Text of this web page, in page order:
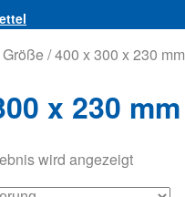
/ 400 x 300 x 230 mm
x 230 mm
wird angezeigt